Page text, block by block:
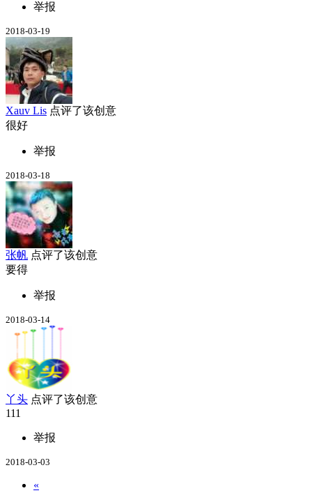
举报
2018-03-19
Xauv Lis 点评了该创意
很好
举报
2018-03-18
张帆 点评了该创意
要得
举报
2018-03-14
丫头 点评了该创意
111
举报
2018-03-03
«